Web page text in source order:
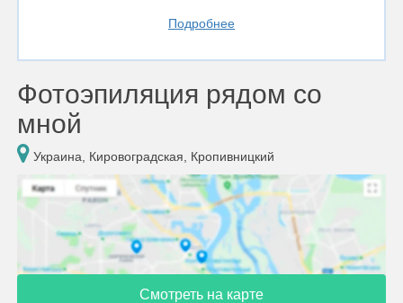
Подробнее
Фотоэпиляция рядом со
мной
Украина, Кировоградская, Кропивницкий
Смотреть на карте